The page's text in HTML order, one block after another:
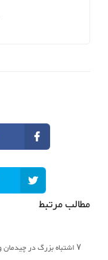
مطالب مرتبط
۷ اشتباه بزرگ در چیدمان و دکوراسیون منزل